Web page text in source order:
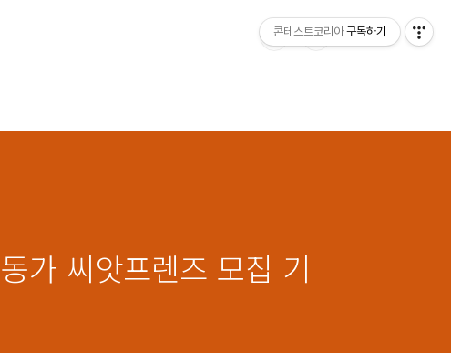
가 씨앗프렌즈 모집 기
콘테스트코리아 구독하기